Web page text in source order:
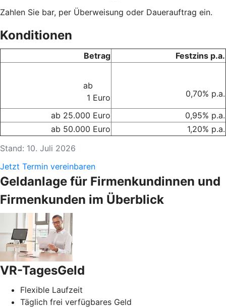
Zahlen Sie bar, per Überweisung oder Dauerauftrag ein.
Konditionen
Stand: 10. Juli 2026
Betrag Festzins p.a.
ab
1 Euro
0,70% p.a.
ab 25.000 Euro
0,95% p.a.
ab 50.000 Euro
1,20% p.a.
Jetzt Termin vereinbaren
Geldanlage für Firmenkundinnen und
Firmenkunden im Überblick
VR-TagesGeld
Flexible Laufzeit
Täglich frei verfügbares Geld